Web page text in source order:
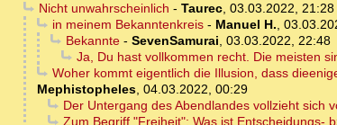
Nicht unwahrscheinlich - Taurec, 03.03.2022, 21:28
in meinem Bekanntenkreis- Manuel H.,
Bekannte- SevenSamurai, 03.03.2022, 22:48
Ja, Du hast vollkommen recht. Die meisten
Woher kommt eigentlich die Illusion, dass
Mephistopheles, 04.03.2022, 00:29
Der Untergang des Abendlandes vollzieht sich
Zum Begriff "Freiheit": Was ist Entscheidungs-